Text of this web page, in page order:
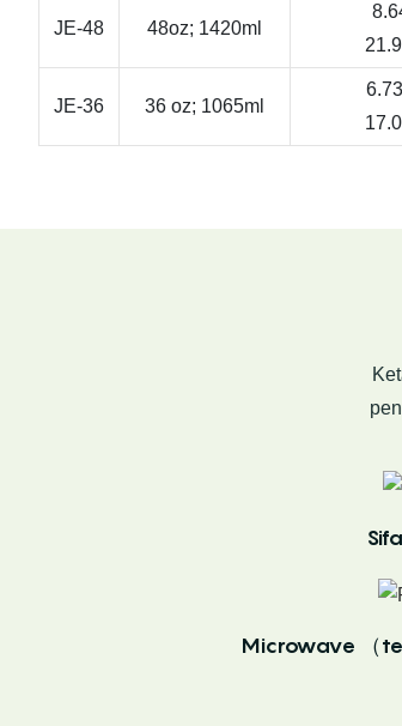
JE-48 48oz; 1420ml
JE-36 36 oz; 1065ml
Microwave （